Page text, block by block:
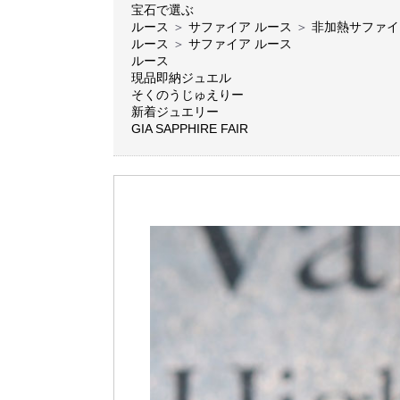
宝石で選ぶ
ルース ＞ サファイア ルース ＞ 非加熱サファ
ルース ＞ サファイア ルース
ルース
現品即納ジュエル
そくのうじゅえりー
新着ジュエリー
GIA SAPPHIRE FAIR